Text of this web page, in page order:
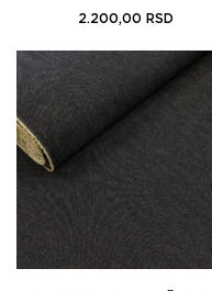
2.200,00 RSD